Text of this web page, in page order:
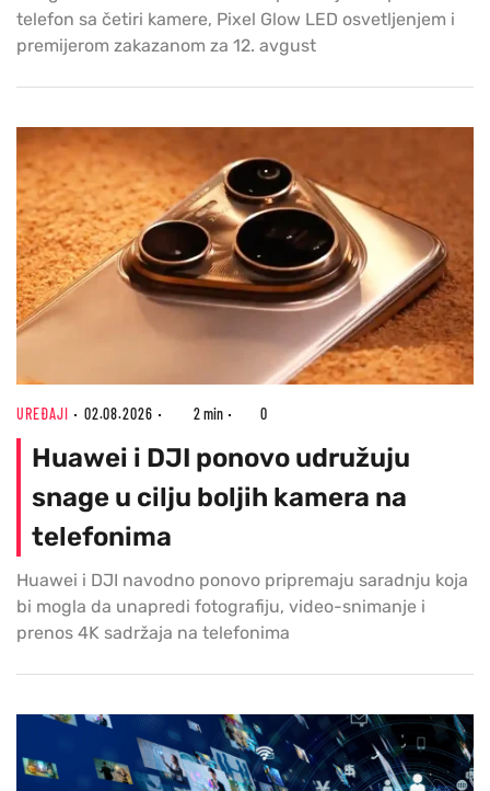
telefon sa četiri kamere, Pixel Glow LED osvetljenjem i
premijerom zakazanom za 12. avgust
UREĐAJI 02.08.2026 2 min 0
Huawei i DJI ponovo udružuju
snage u cilju boljih kamera na
telefonima
Huawei i DJI navodno ponovo pripremaju saradnju koja
bi mogla da unapredi fotografiju, video-snimanje i
prenos 4K sadržaja na telefonima